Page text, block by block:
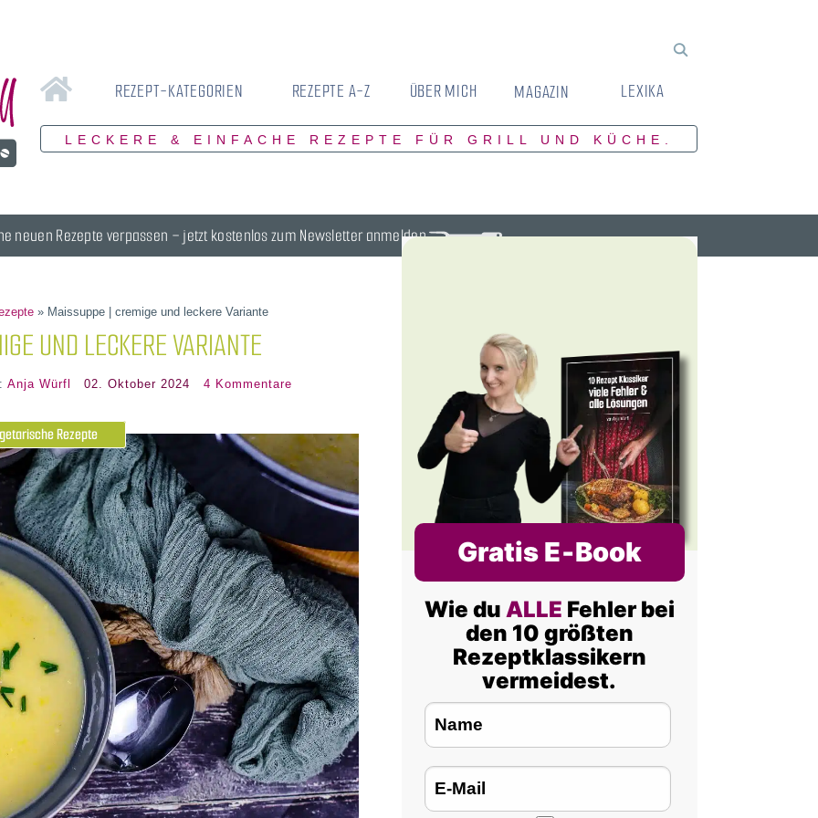
REZEPT-KATEGORIEN REZEPTE A-Z ÜBER MICH MAGAZIN LEXIKA
LECKERE & EINFACHE REZEPTE FÜR GRILL UND KÜCHE.
neuen Rezepte verpassen – jetzt kostenlos zum Newsletter anmelden.
» Maissuppe | cremige und leckere Variante
UND LECKERE VARIANTE
Anja Würfl 02. Oktober 2024 4 Kommentare
Rezepte
Gratis E‑Book
Wie du ALLE Fehler bei
den 10 größten
Rezeptklassikern
vermeidest.